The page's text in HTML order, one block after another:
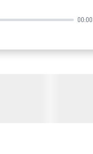
00:00